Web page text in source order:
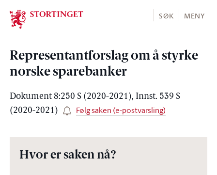
Stortinget.no
SØK MENY
Representantforslag om å styrke
norske sparebanker
Dokument 8:250 S (2020-2021), Innst. 539 S
(2020-2021)
Følg saken (e-postvarsling)
Hvor er saken nå?